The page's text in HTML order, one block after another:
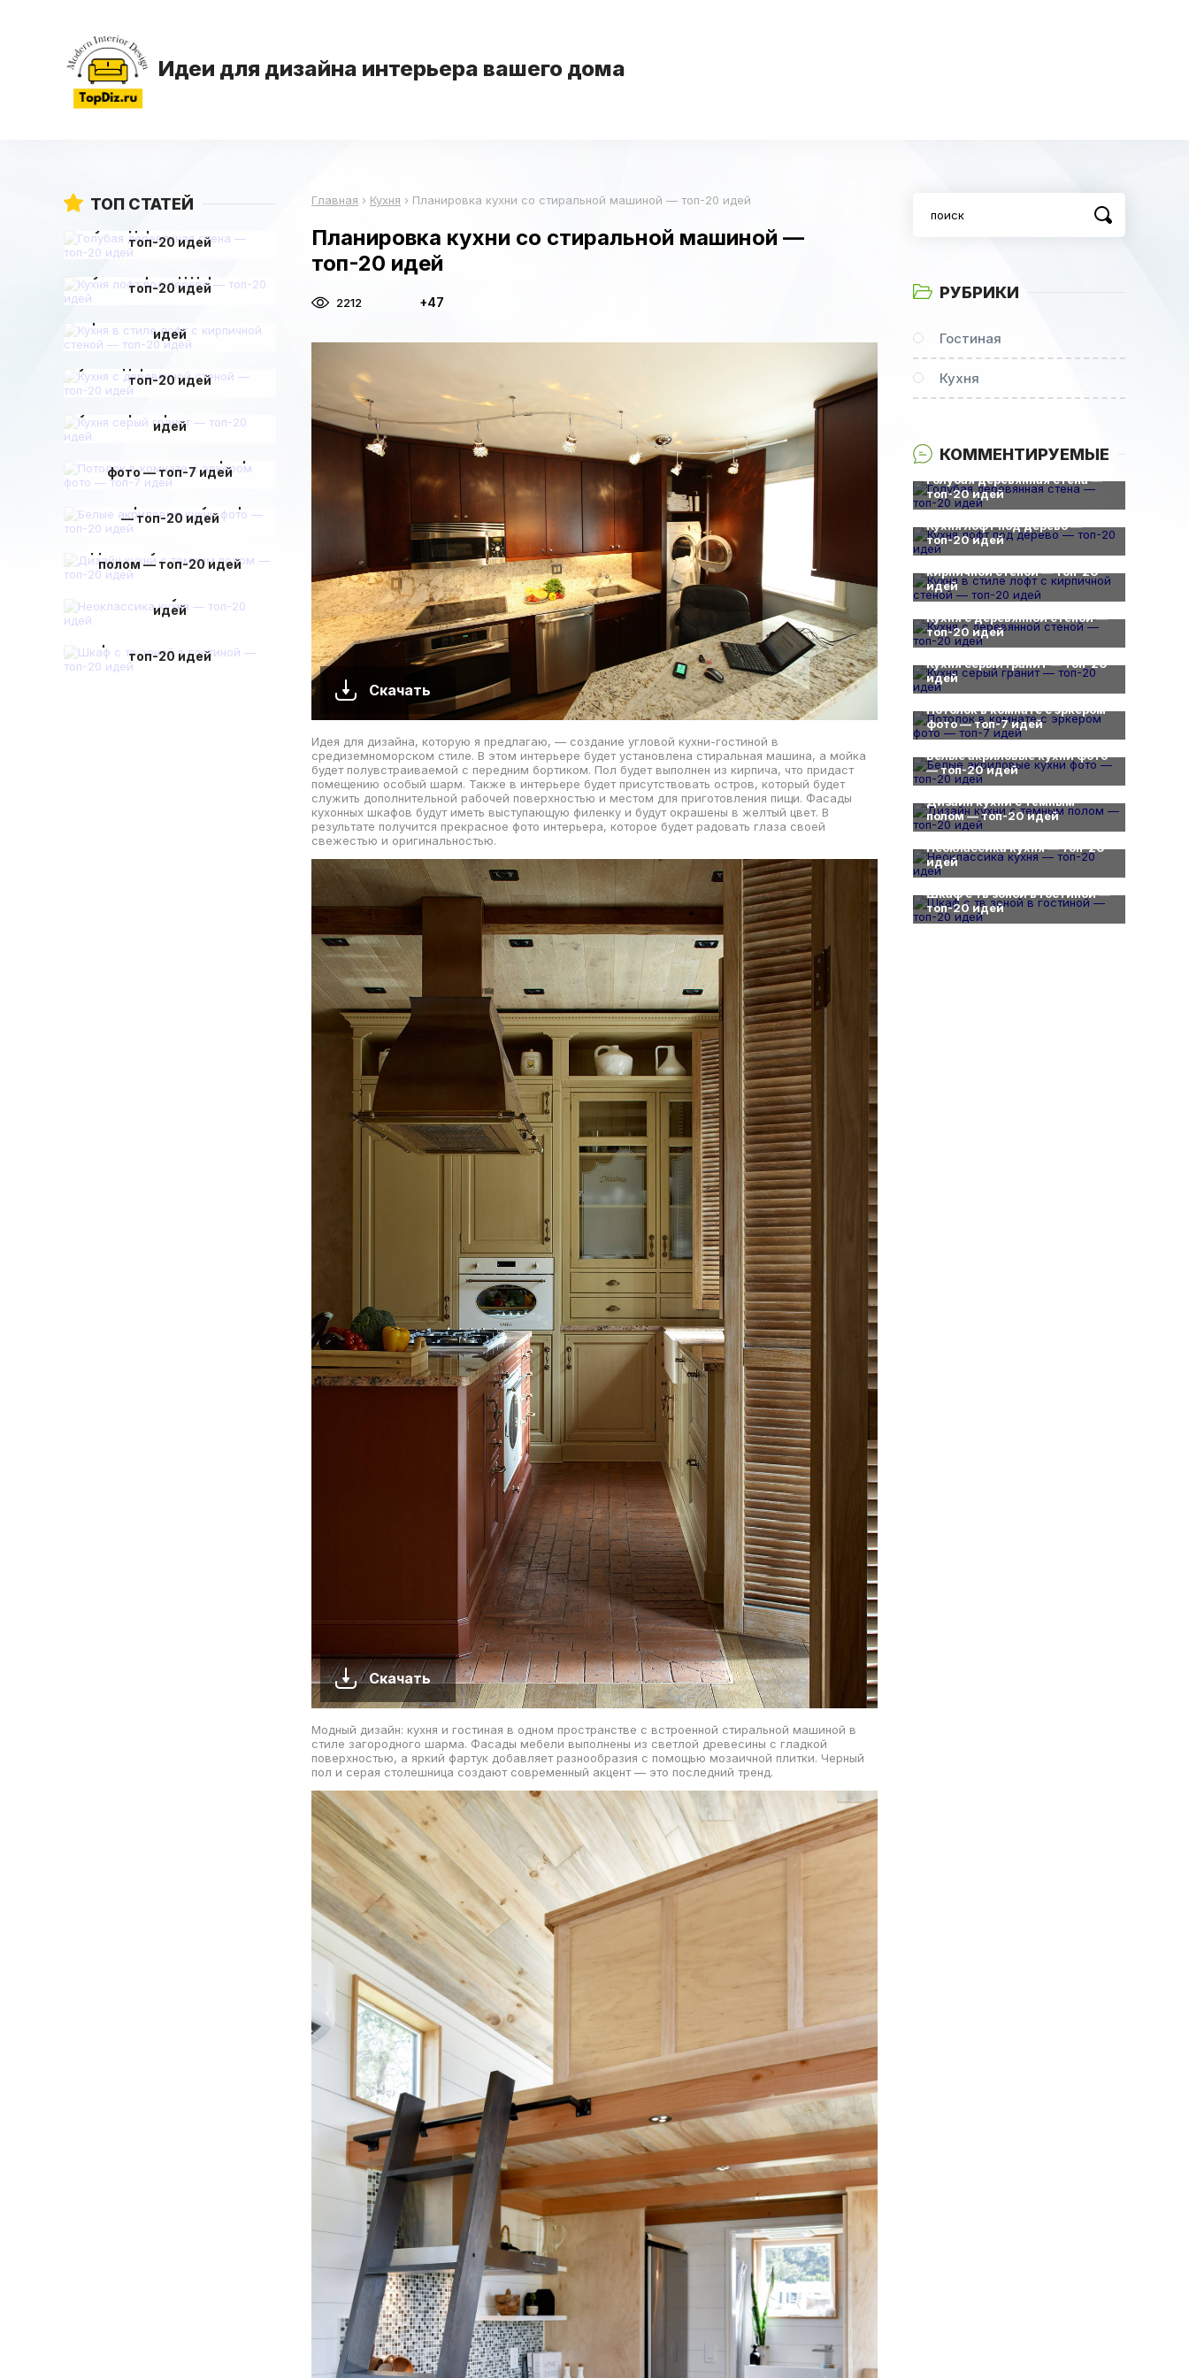
Идеи для дизайна интерьера вашего дома
Главная › Кухня › Планировка кухни со стиральной машиной — топ-20 идей
Планировка кухни со стиральной машиной —
топ-20 идей
2212 +47
Скачать
Идея для дизайна, которую я предлагаю, — создание угловой кухни-гостиной в
средиземноморском стиле. В этом интерьере будет установлена стиральная машина, а мойка
будет полувстраиваемой с передним бортиком. Пол будет выполнен из кирпича, что придаст
помещению особый шарм. Также в интерьере будет присутствовать остров, который будет
служить дополнительной рабочей поверхностью и местом для приготовления пищи. Фасады
кухонных шкафов будут иметь выступающую филенку и будут окрашены в желтый цвет. В
результате получится прекрасное фото интерьера, которое будет радовать глаза своей
свежестью и оригинальностью.
Скачать
Модный дизайн: кухня и гостиная в одном пространстве с встроенной стиральной машиной в
стиле загородного шарма. Фасады мебели выполнены из светлой древесины с гладкой
поверхностью, а яркий фартук добавляет разнообразия с помощью мозаичной плитки. Черный
пол и серая столешница создают современный акцент — это последний тренд.
ТОП СТАТЕЙ
топ-20 идей
топ-20 идей
идей
топ-20 идей
идей
фото — топ-7 идей
— топ-20 идей
полом — топ-20 идей
идей
топ-20 идей
РУБРИКИ
Гостиная
Кухня
КОММЕНТИРУЕМЫЕ
Голубая деревянная стена —
топ-20 идей
0
Кухня лофт под дерево —
топ-20 идей
Кухня в стиле лофт с
кирпичной стеной — топ-20
идей
0
Кухня с деревянной стеной —
топ-20 идей
Кухня серый гранит — топ-20
идей
Потолок в комнате с эркером
фото — топ-7 идей
Белые акриловые кухни фото
— топ-20 идей
Дизайн кухни с темным
полом — топ-20 идей
Неоклассика кухня — топ-20
идей
Шкаф с тв зоной в гостиной —
топ-20 идей